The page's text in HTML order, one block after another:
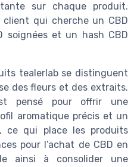
sur chaque produit.
client qui cherche un CBD
soignées et un hash CBD
tealerlab se distinguent
des fleurs et des extraits.
pensé pour offrir une
aromatique précis et un
ce qui place les produits
pour l’achat de CBD en
ainsi à consolider une